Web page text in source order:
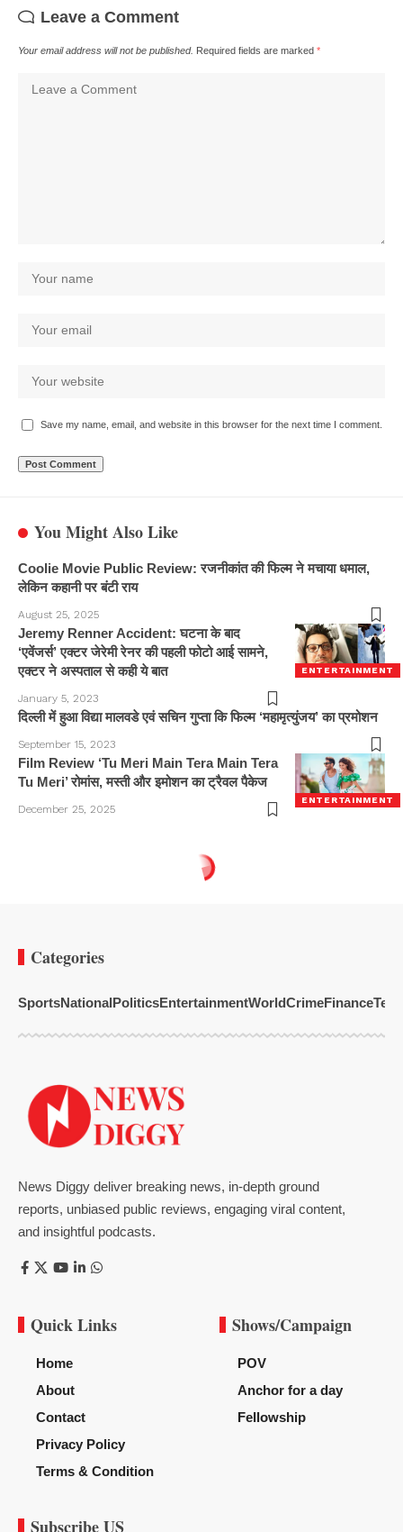
Leave a Comment
Your email address will not be published. Required fields are marked *
Save my name, email, and website in this browser for the next time I comment.
You Might Also Like
Coolie Movie Public Review: रजनीकांत की फिल्म ने मचाया धमाल,
लेकिन कहानी पर बंटी राय
August 25, 2025
ENTERTAINMENT
Jeremy Renner Accident: घटना के बाद
‘एवेंजर्स’ एक्टर जेरेमी रेनर की पहली फोटो आई सामने,
एक्टर ने अस्पताल से कही ये बात
January 5, 2023
दिल्ली में हुआ विद्या मालवडे एवं सचिन गुप्ता कि फिल्म ‘महामृत्युंजय’ का प्रमोशन
September 15, 2023
ENTERTAINMENT
Film Review ‘Tu Meri Main Tera Main Tera
Tu Meri’ रोमांस, मस्ती और इमोशन का ट्रैवल पैकेज
December 25, 2025
Categories
SportsNationalPoliticsEntertainmentWorldCrimeFinance
News Diggy deliver breaking news, in-depth ground
reports, unbiased public reviews, engaging viral content,
and insightful podcasts.
Quick Links
Home
About
Contact
Privacy Policy
Terms & Condition
Shows/Campaign
POV
Anchor for a day
Fellowship
Subscribe US